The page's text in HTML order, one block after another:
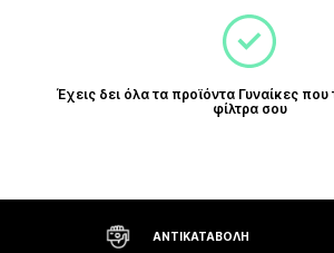
Έχεις δει όλα τα προϊόντα Γυναίκες που
φίλτρα σου
ΔΩΡΕΆΝ ΑΠΟΣΤΟΛΉ* ΚΑΙ
ΕΠΙΣΤΡΟΦΉ